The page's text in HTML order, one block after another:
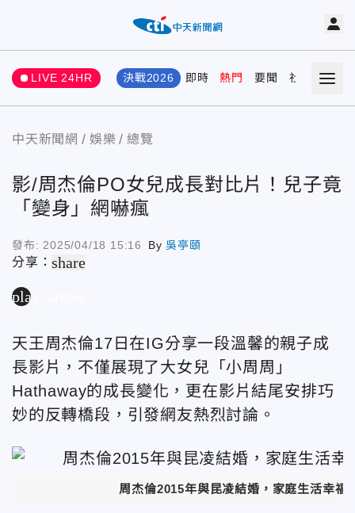
LIVE 24HR 決戰2026 即時 熱門 要聞 社會 娛樂
中天新聞網 娛樂 總覽
影/周杰倫PO女兒成長對比片！兒子竟
「變身」網嚇瘋
發布: 2025/04/18 15:16 By吳亭頤
分享：share
play_arrow
天王周杰倫17日在IG分享一段溫馨的親子成
長影片，不僅展現了大女兒「小周周」
Hathaway的成長變化，更在影片結尾安排巧
妙的反轉橋段，引發網友熱烈討論。
周杰倫2015年與昆凌結婚，家庭生活幸福